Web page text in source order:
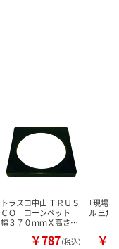
トラスコ中山 ＴＲＵＳ
ＣＯ コーンベット
幅３７０ｍｍＸ高さ…
￥787（税込）
「現場
ル 三角
￥